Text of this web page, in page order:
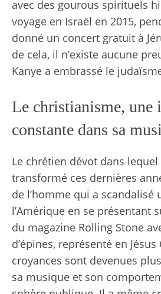
avec des gourous spirituels
voyage en Israël en 2015,
donné un concert gratuit à
de cela, il n’existe aucune
Kanye a embrassé le
Le christianisme, une
constante dans sa
Le chrétien dévot dans lequel
transformé ces dernières
de l’homme qui a scandalisé
l’Amérique en se présentant
du magazine Rolling Stone
d’épines, représenté en Jésus
croyances sont devenues
sa musique et son